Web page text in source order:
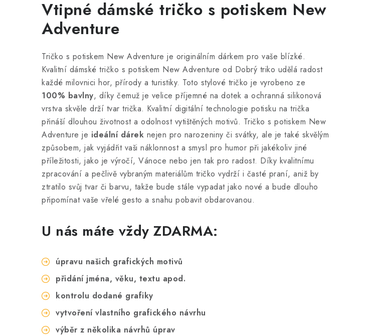
Vtipné dámské tričko s potiskem New
Adventure
Tričko s potiskem New Adventure je originálním dárkem pro vaše blízké.
Kvalitní dámské tričko s potiskem New Adventure od Dobrý triko udělá radost
každé milovnici hor, přírody a turistiky. Toto stylové tričko je vyrobeno ze
100% bavlny, díky čemuž je velice příjemné na dotek a ochranná silikonová
vrstva skvěle drží tvar trička. Kvalitní digitální technologie potisku na trička
přináší dlouhou životnost a odolnost vytištěných motivů. Tričko s potiskem New
Adventure je ideální dárek nejen pro narozeniny či svátky, ale je také skvělým
způsobem, jak vyjádřit vaši náklonnost a smysl pro humor při jakékoliv jiné
příležitosti, jako je výročí, Vánoce nebo jen tak pro radost. Díky kvalitnímu
zpracování a pečlivě vybraným materiálům tričko vydrží i časté praní, aniž by
ztratilo svůj tvar či barvu, takže bude stále vypadat jako nové a bude dlouho
připomínat vaše vřelé gesto a snahu pobavit obdarovanou.
U nás máte vždy ZDARMA:
úpravu našich grafických motivů
přidání jména, věku, textu apod.
kontrolu dodané grafiky
vytvoření vlastního grafického návrhu
výběr z několika návrhů úprav